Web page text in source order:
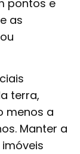
pontos e
as
terra,
menos a
Manter a